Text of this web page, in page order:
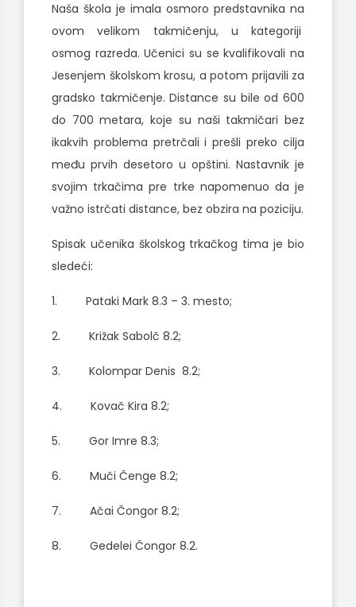
Naša škola je imala osmoro predstavnika na
ovom velikom takmičenju, u kategoriji
osmog razreda. Učenici su se kvalifikovali na
Jesenjem školskom krosu, a potom prijavili za
gradsko takmičenje. Distance su bile od 600
do 700 metara, koje su naši takmičari bez
ikakvih problema pretrčali i prešli preko cilja
među prvih desetoro u opštini. Nastavnik je
svojim trkačima pre trke napomenuo da je
važno istrčati distance, bez obzira na poziciju.
Spisak učenika školskog trkačkog tima je bio
sledeći:
1. Pataki Mark 8.3 – 3. mesto;
2. Križak Sabolč 8.2;
3. Kolompar Denis 8.2;
4. Kovač Kira 8.2;
5. Gor Imre 8.3;
6. Muči Čenge 8.2;
7. Ačai Čongor 8.2;
8. Gedelei Čongor 8.2.